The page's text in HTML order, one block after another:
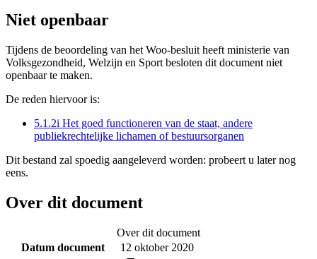
Niet openbaar
Tijdens de beoordeling van het Woo-besluit heeft ministerie van
Volksgezondheid, Welzijn en Sport besloten dit document niet
openbaar te maken.
De reden hiervoor is:
5.1.2i Het goed functioneren van de staat, andere
publiekrechtelijke lichamen of bestuursorganen
Dit bestand zal spoedig aangeleverd worden: probeert u later nog
eens.
Over dit document
Over dit document
Datum document
12 oktober 2020